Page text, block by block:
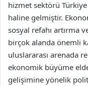
hizmet sektörü
haline gelmiştir.
sosyal refahı artırma
birçok alanda önemli
uluslararası arenada
ekonomik büyüme
gelişimine yönelik